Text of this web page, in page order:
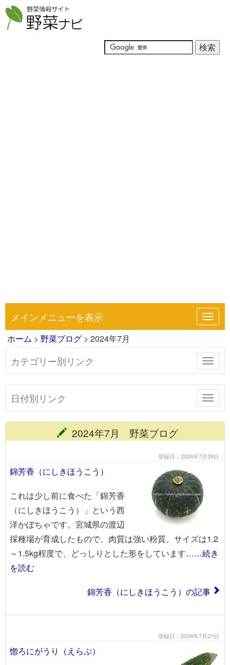
メインメニューを表示
ホーム > 野菜ブログ > 2024年7月
カテゴリー別リンク
日付別リンク
2024年7月 野菜ブログ
登録日：2024年7月29日
錦芳香（にしきほうこう）
これは少し前に食べた「錦芳香
（にしきほうこう）」という西
洋かぼちゃです。宮城県の渡辺
採種場が育成したもので、肉質は強い粉質。サイズは1.2
～1.5kg程度で、どっしりとした形をしています……続き
を読む
錦芳香（にしきほうこう）の記事
登録日：2024年7月21日
惚ろにがうり（えらぶ）